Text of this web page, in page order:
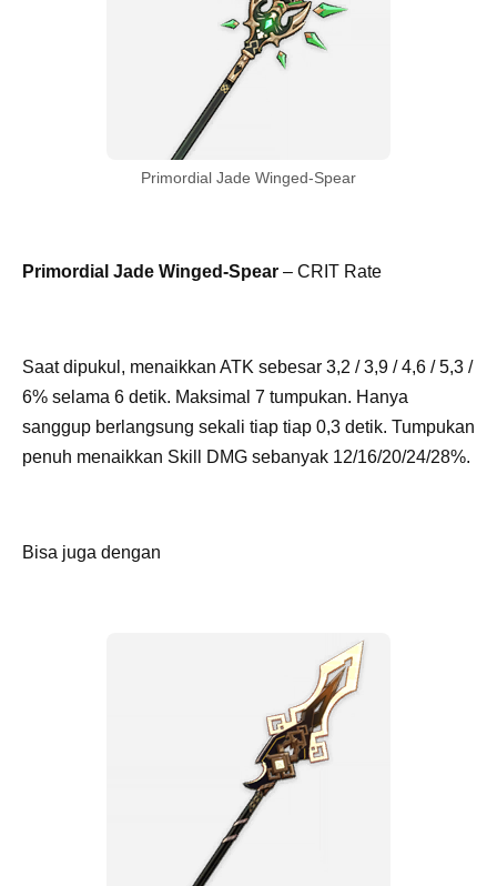
Primordial Jade Winged-Spear
Primordial Jade Winged-Spear – CRIT Rate
Saat dipukul, menaikkan ATK sebesar 3,2 / 3,9 / 4,6 / 5,3 /
6% selama 6 detik. Maksimal 7 tumpukan. Hanya
sanggup berlangsung sekali tiap tiap 0,3 detik. Tumpukan
penuh menaikkan Skill DMG sebanyak 12/16/20/24/28%.
Bisa juga dengan